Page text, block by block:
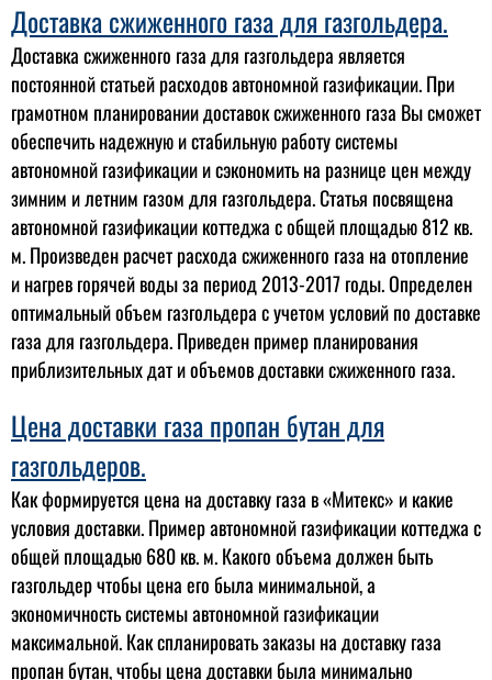
Доставка сжиженного газа для газгольдера.
Доставка сжиженного газа для газгольдера является
постоянной статьей расходов автономной газификации. При
грамотном планировании доставок сжиженного газа Вы сможет
обеспечить надежную и стабильную работу системы
автономной газификации и сэкономить на разнице цен между
зимним и летним газом для газгольдера. Статья посвящена
автономной газификации коттеджа с общей площадью 812 кв.
м. Произведен расчет расхода сжиженного газа на отопление
и нагрев горячей воды за период 2013-2017 годы. Определен
оптимальный объем газгольдера с учетом условий по доставке
газа для газгольдера. Приведен пример планирования
приблизительных дат и объемов доставки сжиженного газа.
Цена доставки газа пропан бутан для
газгольдеров.
Как формируется цена на доставку газа в «Митекс» и какие
условия доставки. Пример автономной газификации коттеджа с
общей площадью 680 кв. м. Какого объема должен быть
газгольдер чтобы цена его была минимальной, а
экономичность системы автономной газификации
максимальной. Как спланировать заказы на доставку газа
пропан бутан, чтобы цена доставки была минимально